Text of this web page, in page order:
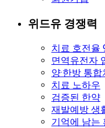
위드유 경쟁력
치료 호전율
면역유전자
양·한방 통
치료 노하우
검증된 한약
재발예방 생
기억에 남는